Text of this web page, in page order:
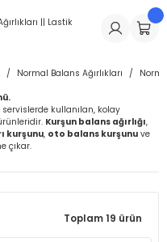
Normal Balans Ağırlıkları
servislerde kullanılan, kolay
Kurşun balans ağırlığı,
kurşunu, oto balans kurşunu ve
çıkar.
Toplam 19 ürün